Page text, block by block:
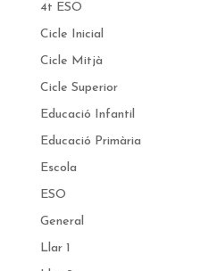
4t ESO
Cicle Inicial
Cicle Mitjà
Cicle Superior
Educació Infantil
Educació Primària
Escola
ESO
General
Llar 1